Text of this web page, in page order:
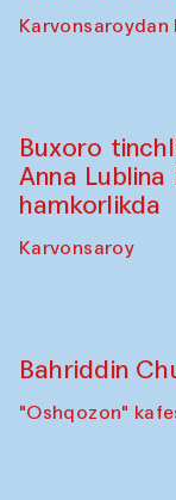
Karvonsaroydan
Buxoro
Anna
hamkorlikda
Karvonsaroy
Bahriddin
"Oshqozon"